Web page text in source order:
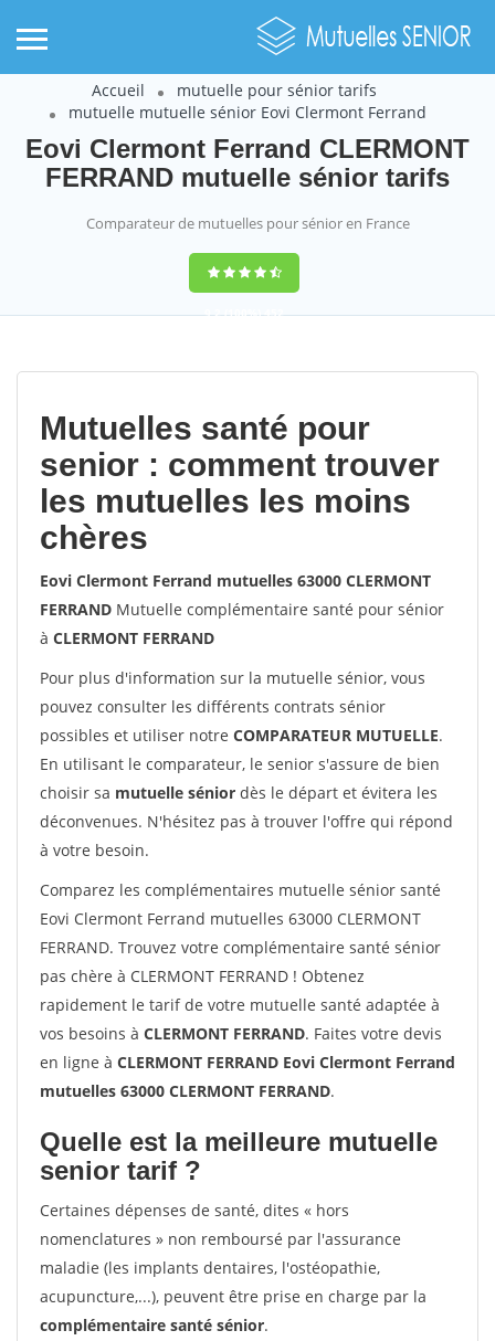
Accueil
mutuelle pour sénior tarifs
mutuelle mutuelle sénior Eovi Clermont Ferrand
Eovi Clermont Ferrand CLERMONT
FERRAND mutuelle sénior tarifs
Comparateur de mutuelles pour sénior en France
9,2(100%)452
Mutuelles santé pour
senior : comment trouver
les mutuelles les moins
chères
Eovi Clermont Ferrand mutuelles 63000 CLERMONT
FERRAND Mutuelle complémentaire santé pour sénior
à CLERMONT FERRAND
Pour plus d'information sur la mutuelle sénior, vous
pouvez consulter les différents contrats sénior
possibles et utiliser notre COMPARATEUR MUTUELLE.
En utilisant le comparateur, le senior s'assure de bien
choisir sa mutuelle sénior dès le départ et évitera les
déconvenues. N'hésitez pas à trouver l'offre qui répond
à votre besoin.
Comparez les complémentaires mutuelle sénior santé
Eovi Clermont Ferrand mutuelles 63000 CLERMONT
FERRAND. Trouvez votre complémentaire santé sénior
pas chère à CLERMONT FERRAND ! Obtenez
rapidement le tarif de votre mutuelle santé adaptée à
vos besoins à CLERMONT FERRAND. Faites votre devis
en ligne à CLERMONT FERRAND Eovi Clermont Ferrand
mutuelles 63000 CLERMONT FERRAND.
Quelle est la meilleure mutuelle
senior tarif ?
Certaines dépenses de santé, dites « hors
nomenclatures » non remboursé par l'assurance
maladie (les implants dentaires, l'ostéopathie,
acupuncture,...), peuvent être prise en charge par la
complémentaire santé sénior.